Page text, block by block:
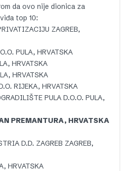
da ovo nije dionica za
top 10:
ZAGREB,
PULA, HRVATSKA
HRVATSKA
HRVATSKA
RIJEKA, HRVATSKA
PULA D.O.O. PULA,
PREMANTURA, HRVATSKA
D.D. ZAGREB ZAGREB,
HRVATSKA